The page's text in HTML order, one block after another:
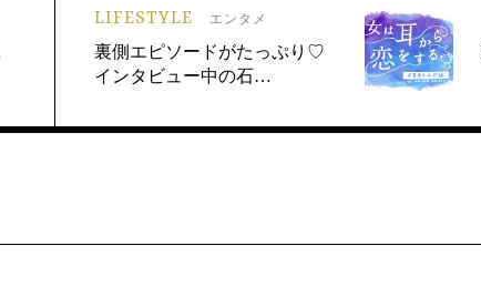
LIFESTYLE エンタメ
裏側エピソードがたっぷり♡
インタビュー中の石…